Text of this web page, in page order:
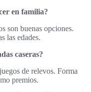
en familia?
son buenas opciones.
las edades.
caseras?
de relevos. Forma
premios.